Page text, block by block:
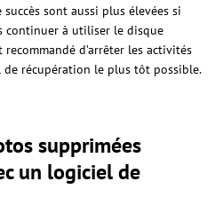
succès sont aussi plus élevées si
continuer à utiliser le disque
d’arrêter les activités
récupération le plus tôt possible.
supprimées
un logiciel de